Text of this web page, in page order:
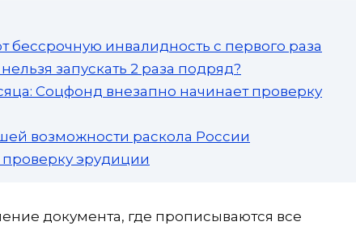
инвалидность с первого раза
запускать 2 раза подряд?
Соцфонд внезапно начинает проверку
возможности раскола России
проверку эрудиции
документа, где прописываются все